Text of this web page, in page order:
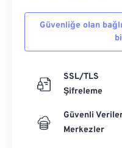
Güvenliğe olan
SSL/TLS
Şifreleme
Güvenli
Merkezler